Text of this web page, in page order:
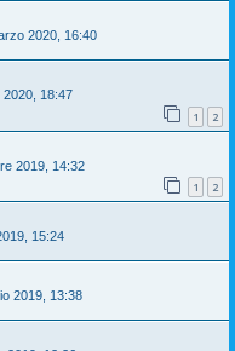
2020, 16:40
2020, 18:47
1 2
2019, 14:32
1 2
15:24
2019, 13:38